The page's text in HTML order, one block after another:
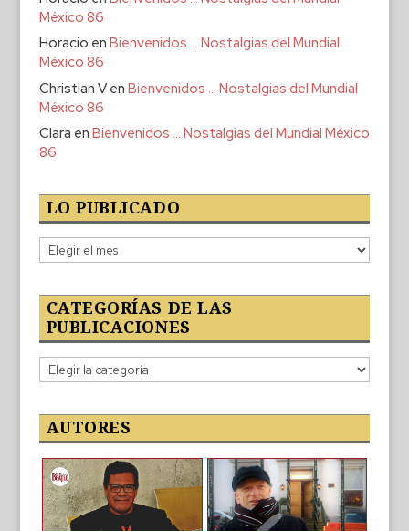
México 86
Horacio en Bienvenidos … Nostalgias del Mundial
México 86
Christian Ven Bienvenidos … Nostalgias del Mundial
México 86
Clara en Bienvenidos … Nostalgias del Mundial México
86
LO PUBLICADO
Lo
publicado
CATEGORÍAS DE LAS
PUBLICACIONES
Categorías
de
publicaciones
AUTORES